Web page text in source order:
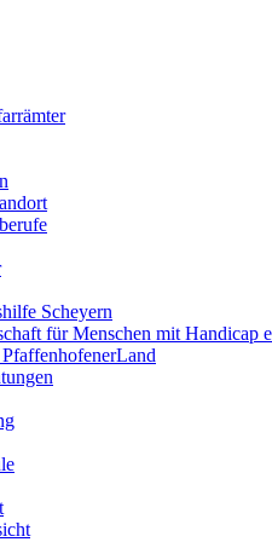
Scheyern
für Menschen mit Handicap